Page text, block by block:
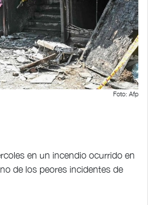
Foto: Afp
en un incendio ocurrido en
de los peores incidentes de